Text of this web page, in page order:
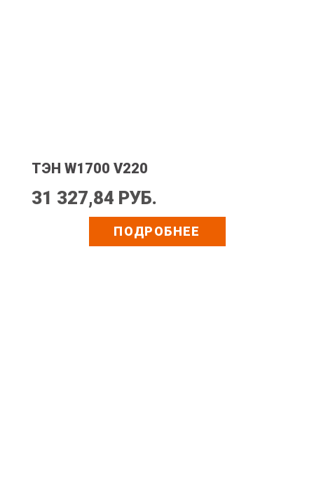
ТЭН W1700 V220
31 327,84 РУБ.
ПОДРОБНЕЕ